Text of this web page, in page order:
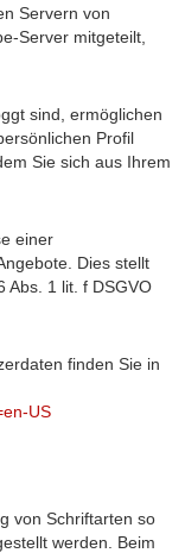
Servern von
Server mitgeteilt,
sind, ermöglichen
Profil
Sie sich aus Ihrem
einer
Dies stellt
Abs. 1 lit. f DSGVO
finden Sie in
US
von Schriftarten so
werden. Beim